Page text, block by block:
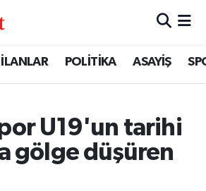
İLANLAR POLİTİKA ASAYİŞ
U19'un tarihi
gölge düşüren
Vakitleri